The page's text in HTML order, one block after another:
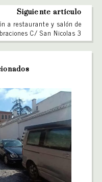
Siguiente artículo
a restaurante y salón de
C/ San Nicolas 3